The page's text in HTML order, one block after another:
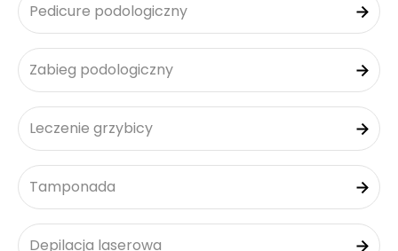
Pedicure podologiczny
Zabieg podologiczny
Leczenie grzybicy
Tamponada
Depilacja laserowa